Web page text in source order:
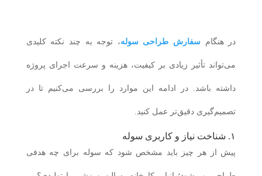
در هنگام سفارش طراحی سوله، توجه به چند نکته کلیدی
می‌تواند تأثیر زیادی بر کیفیت، هزینه و سرعت اجرای پروژه
داشته باشد. در ادامه این موارد را بررسی می‌کنیم تا در
تصمیم‌گیری دقیق‌تر عمل کنید.
۱. شناخت نیاز و کاربری سوله
پیش از هر چیز باید مشخص شود که سوله برای چه هدفی